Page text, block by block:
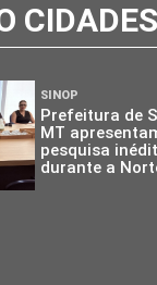
CIDADES
SINOP
Prefeitura de
MT
pesquisa
durante a